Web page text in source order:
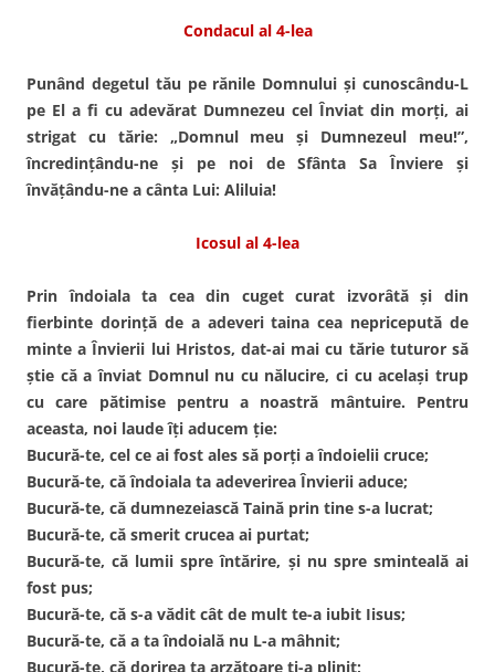
Condacul al 4-lea
Punând degetul tău pe rănile Domnului şi cunoscându-L
pe El a fi cu adevărat Dumnezeu cel Înviat din morţi, ai
strigat cu tărie: „Domnul meu şi Dumnezeul meu!”,
încredinţându-ne şi pe noi de Sfânta Sa Înviere şi
învăţându-ne a cânta Lui: Aliluia!
Icosul al 4-lea
Prin îndoiala ta cea din cuget curat izvorâtă şi din
fierbinte dorinţă de a adeveri taina cea nepricepută de
minte a Învierii lui Hristos, dat-ai mai cu tărie tuturor să
ştie că a înviat Domnul nu cu nălucire, ci cu acelaşi trup
cu care pătimise pentru a noastră mântuire. Pentru
aceasta, noi laude îţi aducem ţie:
Bucură-te, cel ce ai fost ales să porţi a îndoielii cruce;
Bucură-te, că îndoiala ta adeverirea Învierii aduce;
Bucură-te, că dumnezeiască Taină prin tine s-a lucrat;
Bucură-te, că smerit crucea ai purtat;
Bucură-te, că lumii spre întărire, şi nu spre sminteală ai
fost pus;
Bucură-te, că s-a vădit cât de mult te-a iubit Iisus;
Bucură-te, că a ta îndoială nu L-a mâhnit;
Bucură-te, că dorirea ta arzătoare ţi-a plinit;